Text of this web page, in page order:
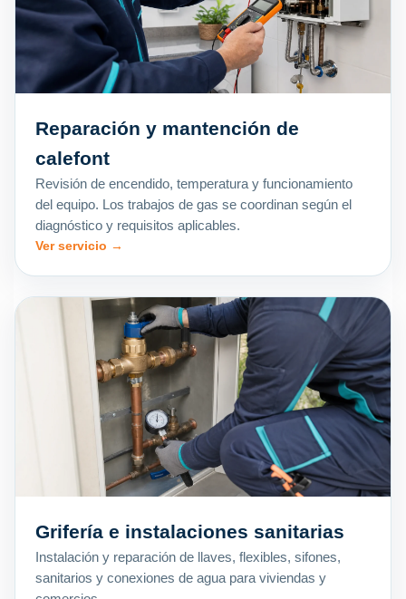
Reparación y mantención de
calefont
Revisión de encendido, temperatura y funcionamiento
del equipo. Los trabajos de gas se coordinan según el
diagnóstico y requisitos aplicables.
Ver servicio →
Grifería e instalaciones sanitarias
Instalación y reparación de llaves, flexibles, sifones,
sanitarios y conexiones de agua para viviendas y